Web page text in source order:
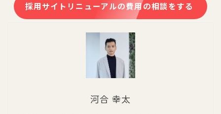
採用サイトリニューアルの費用の相談をする
河合 幸太